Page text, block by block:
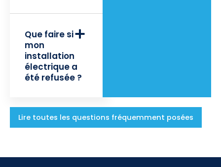
Que faire si
mon
installation
électrique a
été refusée ?
Lire toutes les questions fréquemment posées